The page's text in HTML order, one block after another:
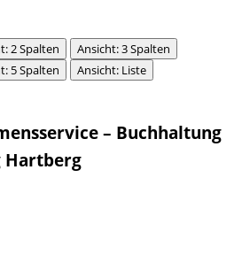
2 Spalten
Ansicht: 3 Spalten
5 Spalten Ansicht: Liste
– Buchhaltung
Hartberg